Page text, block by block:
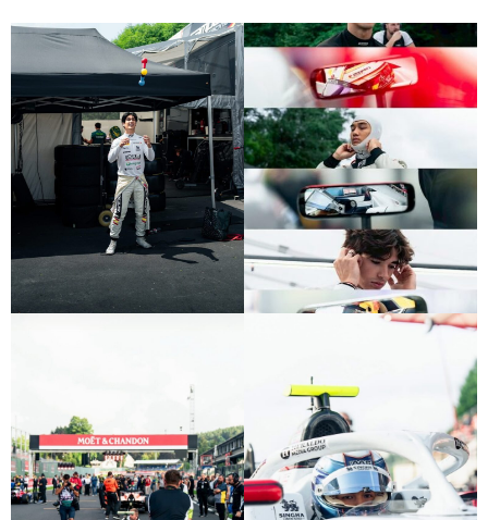
aas
AAS Corp
AAS Motorsport
AAS Porsche
Bentley
career
news